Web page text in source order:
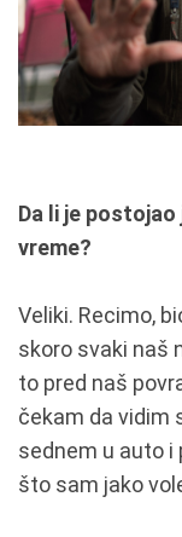
Da li je
vreme?
Veliki. Recimo,
skoro svaki naš
to pred naš
čekam da vidim
sednem u auto i
što sam jako